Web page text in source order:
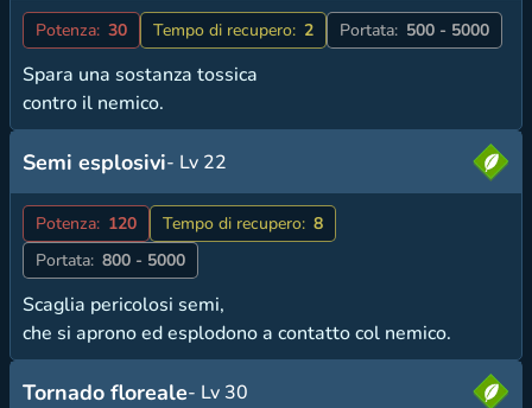
Potenza: 30 Tempo di recupero: 2 Portata: 500 - 5000
Spara una sostanza tossica
contro il nemico.
Semi esplosivi- Lv 22
Potenza: 120 Tempo di recupero: 8
Portata: 800 - 5000
Scaglia pericolosi semi,
che si aprono ed esplodono a contatto col nemico.
Tornado floreale- Lv 30